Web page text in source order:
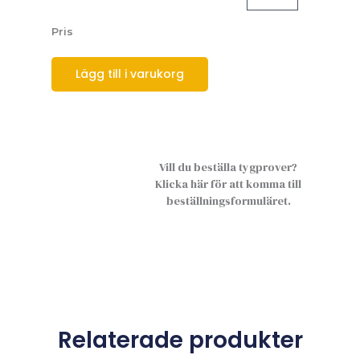
Pris
Lägg till i varukorg
Vill du beställa tygprover?
Klicka här för att komma till
beställningsformuläret.
Relaterade produkter